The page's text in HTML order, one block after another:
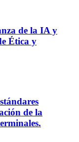
de la IA y
Ética y
de la